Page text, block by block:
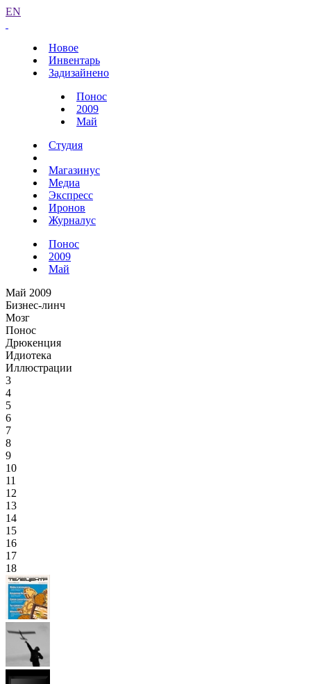
EN
Новое
Инвентарь
Задизайнено
Понос
2009
Май
Студия
Магазинус
Медиа
Экспресс
Иронов
Журналус
Понос
2009
Май
Май 2009
Бизнес-линч
Мозг
Понос
Дрюкенция
Идиотека
Иллюстрации
3
4
5
6
7
8
9
10
11
12
13
14
15
16
17
18